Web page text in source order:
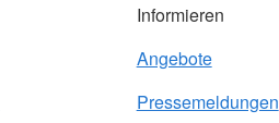
Informieren
Angebote
Pressemeldungen